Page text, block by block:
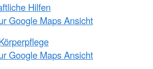
Hilfen
Google Maps Ansicht
Google Maps Ansicht